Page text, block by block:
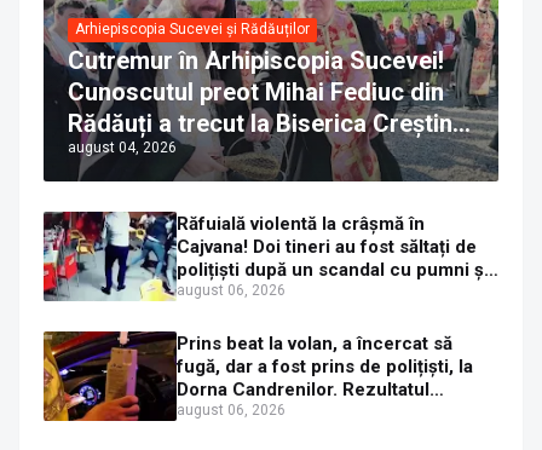
Arhiepiscopia Sucevei și Rădăuților
Cutremur în Arhipiscopia Sucevei!
Cunoscutul preot Mihai Fediuc din
Rădăuți a trecut la Biserica Creștină
Ortodoxă Valahă. ÎPS Calinic anunță
că îi pregătește judecata canonică
august 04, 2026
Răfuială violentă la crâșmă în
Cajvana! Doi tineri au fost săltați de
polițiști după un scandal cu pumni și
mașini distruse
august 06, 2026
Prins beat la volan, a încercat să
fugă, dar a fost prins de polițiști, la
Dorna Candrenilor. Rezultatul
etilotestului: 1,59 mg/l alcool pur în
august 06, 2026